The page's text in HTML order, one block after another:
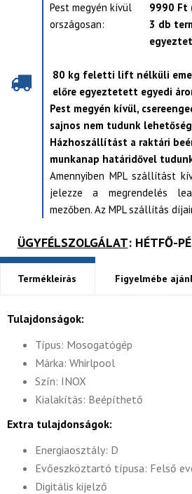
Pest megyén kívül
országosan:
9990 Ft
3 db
80 kg feletti lift nélküli
előre egyeztetett egyedi
Pest megyén kívül,
sajnos nem tudunk
Házhoszállítást a raktári
munkanap határidővel
Amennyiben MPL szállítást
jelezze a megrendelés
mezőben. Az MPL szállítás
ÜGYFÉLSZOLGÁLAT: HÉTFŐ-
Termékleírás Figyelmébe
Tulajdonságok:
Típus: Mosogatógép
Márka: Whirlpool
Szín: INOX
Kialakítás: Beépíthető
Extra tulajdonságok:
Energiaosztály: D
Evőeszköztartó típusa: Felső
Digitális kijelző